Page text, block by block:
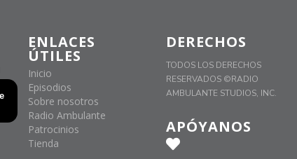
ENLACES
ÚTILES
Inicio
Episodios
Sobre nosotros
Radio Ambulante
Patrocinios
Tienda
DERECHOS
TODOS LOS DERECHOS
RESERVADOS ©RADIO
AMBULANTE STUDIOS, INC.
APÓYANOS